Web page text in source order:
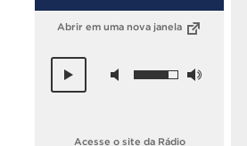
Abrir em uma nova janela
Acesse o site da Rádio